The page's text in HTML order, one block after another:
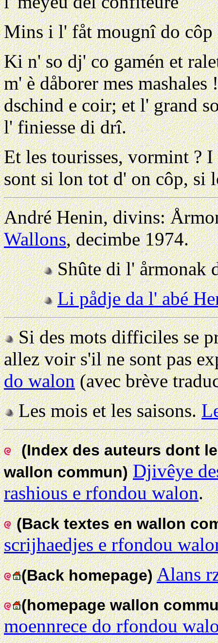
Mins i l' fåt mougnî do côp
Ki n' so dj' co gamén et
m' è dåborer mes
dschind e coir; et l' grand
l' finiesse di drî.
Et les tourisses, vormint ?
sont si lon tot d' on côp, si
André Henin, divins:
Wallons, decimbe 1974.
Shûte di l' årmonak
Li pådje da l' abé
Si des mots difficiles se
allez voir s'il ne sont pas
do walon(avec brève
Les mois et les saisons.
(Index des auteurs dont
wallon commun) Djivêye
rashious e rfondou walon.
(Back textes en wallon
scrijhaedjes e rfondou
(Back homepage) Alans
(homepage wallon
moennrece do rfondou